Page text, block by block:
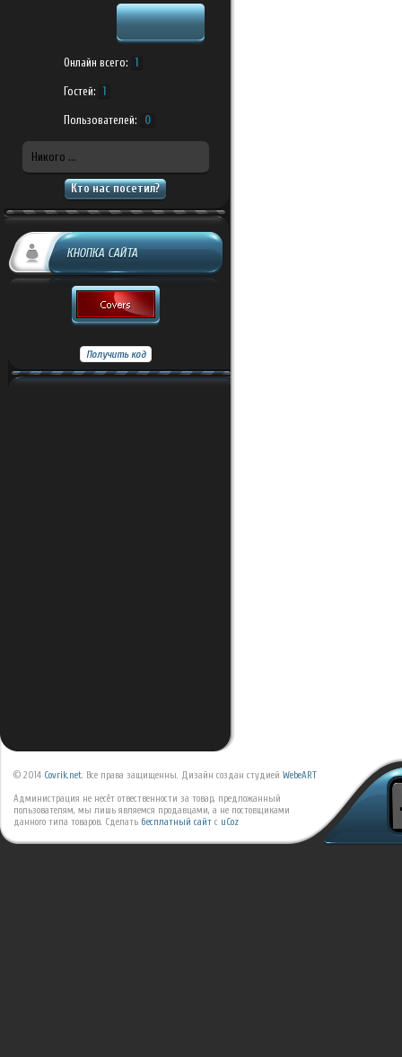
Онлайн всего: 1
Гостей: 1
Пользователей: 0
Никого ...
Кто нас посетил?
КНОПКА САЙТА
© 2014 Covrik.net. Все права защищенны. Дизайн создан студией WebeART
Администрация не несёт отвественности за товар, предложанный
пользователям, мы лишь являемся продавцами, а не постовщиками
данного типа товаров. Сделать бесплатный сайт с uCoz